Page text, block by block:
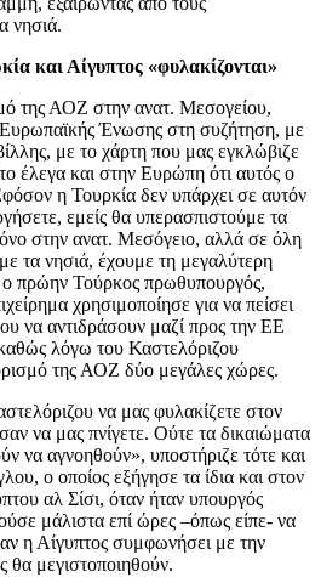
νησιά.
και Αίγυπτος «φυλακίζονται»
της ΑΟΖ στην ανατ. Μεσογείου,
Ευρωπαϊκής Ένωσης στη συζήτηση, με
με το χάρτη που μας εγκλώβιζε
έλεγα και στην Ευρώπη ότι αυτός ο
η Τουρκία δεν υπάρχει σε αυτόν
εμείς θα υπερασπιστούμε τα
στην ανατ. Μεσόγειο, αλλά σε όλη
τα νησιά, έχουμε τη μεγαλύτερη
ο πρώην Τούρκος πρωθυπουργός,
χρησιμοποίησε για να πείσει
να αντιδράσουν μαζί προς την ΕΕ
λόγω του Καστελόριζου
της ΑΟΖ δύο μεγάλες χώρες.
να μας φυλακίζετε στον
να μας πνίγετε. Ούτε τα δικαιώματα
να αγνοηθούν», υποστήριζε τότε και
ο οποίος εξήγησε τα ίδια και στον
αλ Σίσι, όταν ήταν υπουργός
μάλιστα επί ώρες –όπως είπε- να
αν η Αίγυπτος συμφωνήσει με την
θα μεγιστοποιηθούν.